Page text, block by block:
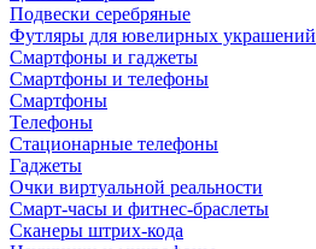
Подвески серебряные
Футляры для ювелирных украшений
Смартфоны и гаджеты
Смартфоны и телефоны
Смартфоны
Телефоны
Стационарные телефоны
Гаджеты
Очки виртуальной реальности
Смарт-часы и фитнес-браслеты
Сканеры штрих-кода